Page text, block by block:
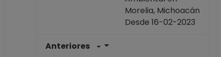
Morelia, Michoacán
Desde 16-02-2023
Anteriores